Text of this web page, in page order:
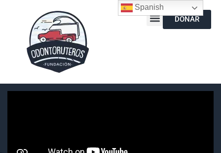
DONAR
Spanish